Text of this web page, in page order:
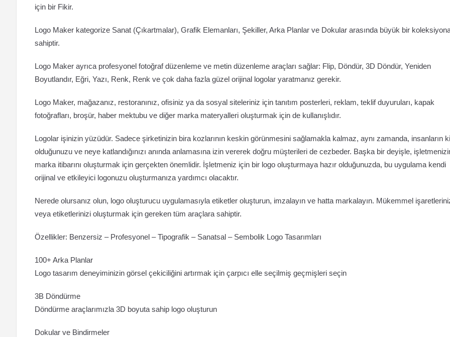
için bir Fikir.
Logo Maker kategorize Sanat (Çıkartmalar), Grafik Elemanları, Şekiller, Arka Planlar ve Dokular arasında büyük bir
sahiptir.
Logo Maker ayrıca profesyonel fotoğraf düzenleme ve metin düzenleme araçları sağlar: Flip, Döndür, 3D Döndür, Yeniden
Boyutlandır, Eğri, Yazı, Renk, Renk ve çok daha fazla güzel orijinal logolar yaratmanız gerekir.
Logo Maker, mağazanız, restoranınız, ofisiniz ya da sosyal siteleriniz için tanıtım posterleri, reklam, teklif duyuruları, kapak
fotoğrafları, broşür, haber mektubu ve diğer marka materyalleri oluşturmak için de kullanışlıdır.
Logolar işinizin yüzüdür. Sadece şirketinizin bira kozlarının keskin görünmesini sağlamakla kalmaz, aynı zamanda, insanların
olduğunuzu ve neye katlandığınızı anında anlamasına izin vererek doğru müşterileri de cezbeder. Başka bir deyişle,
marka itibarını oluşturmak için gerçekten önemlidir. İşletmeniz için bir logo oluşturmaya hazır olduğunuzda, bu uygulama kendi
orijinal ve etkileyici logonuzu oluşturmanıza yardımcı olacaktır.
Nerede olursanız olun, logo oluşturucu uygulamasıyla etiketler oluşturun, imzalayın ve hatta markalayın. Mükemmel
veya etiketlerinizi oluşturmak için gereken tüm araçlara sahiptir.
Özellikler: Benzersiz – Profesyonel – Tipografik – Sanatsal – Sembolik Logo Tasarımları
100+ Arka Planlar
Logo tasarım deneyiminizin görsel çekiciliğini artırmak için çarpıcı elle seçilmiş geçmişleri seçin
3B Döndürme
Döndürme araçlarımızla 3D boyuta sahip logo oluşturun
Dokular ve Bindirmeler